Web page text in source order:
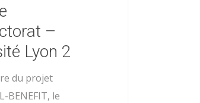
–
Lyon 2
du projet
BENEFIT, le